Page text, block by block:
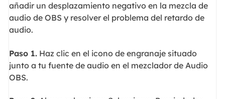
añadir un desplazamiento negativo en la mezcla de
audio de OBS y resolver el problema del retardo de
audio.
Paso 1.Haz clic en el icono de engranaje situado
junto a tu fuente de audio en el mezclador de Audio
OBS.